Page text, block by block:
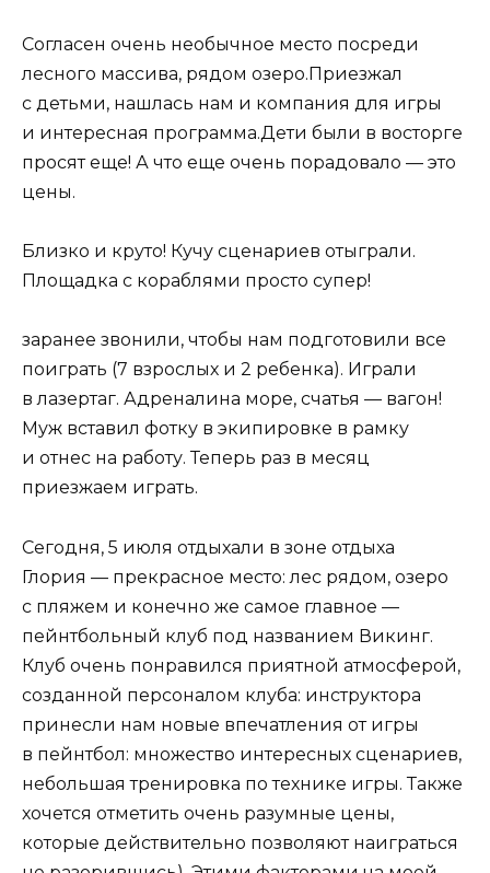
Согласен очень необычное место посреди
лесного массива, рядом озеро.Приезжал
с детьми, нашлась нам и компания для игры
и интересная программа.Дети были в восторге
просят еще! А что еще очень порадовало — это
цены.
Близко и круто! Кучу сценариев отыграли.
Площадка с кораблями просто супер!
заранее звонили, чтобы нам подготовили все
поиграть (7 взрослых и 2 ребенка). Играли
в лазертаг. Адреналина море, счатья — вагон!
Муж вставил фотку в экипировке в рамку
и отнес на работу. Теперь раз в месяц
приезжаем играть.
Сегодня, 5 июля отдыхали в зоне отдыха
Глория — прекрасное место: лес рядом, озеро
с пляжем и конечно же самое главное —
пейнтбольный клуб под названием Викинг.
Клуб очень понравился приятной атмосферой,
созданной персоналом клуба: инструктора
принесли нам новые впечатления от игры
в пейнтбол: множество интересных сценариев,
небольшая тренировка по технике игры. Также
хочется отметить очень разумные цены,
которые действительно позволяют наиграться